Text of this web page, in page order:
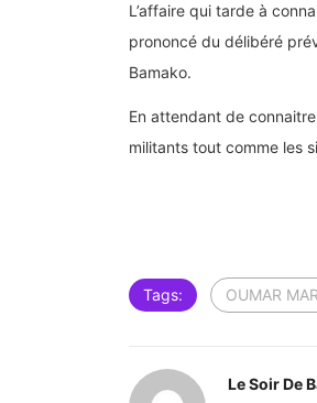
L’affaire qui tarde à
prononcé du délibéré
Bamako.
En attendant de
militants tout comme les
Tags: OUMAR
Le Soir De